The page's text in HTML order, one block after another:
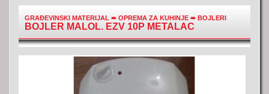
GRAĐEVINSKI MATERIJAL ➨OPREMA ZA KUHINJE ➨BOJLERI
BOJLER MALOL. EZV 10P METALAC